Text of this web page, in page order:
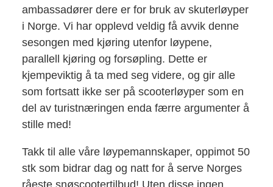
ambassadører dere er for bruk av skuterløyper
i Norge. Vi har opplevd veldig få avvik denne
sesongen med kjøring utenfor løypene,
parallell kjøring og forsøpling. Dette er
kjempeviktig å ta med seg videre, og gir alle
som fortsatt ikke ser på scooterløyper som en
del av turistnæringen enda færre argumenter å
stille med!
Takk til alle våre løypemannskaper, oppimot 50
stk som bidrar dag og natt for å serve Norges
råeste snøscootertilbud! Uten disse ingen